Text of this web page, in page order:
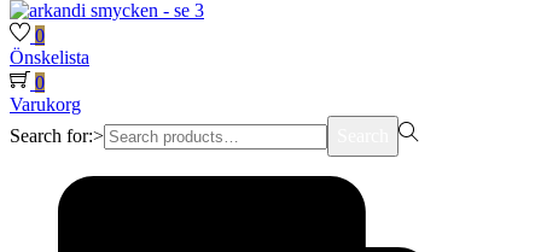
0
Önskelista
0
Varukorg
Search for:>